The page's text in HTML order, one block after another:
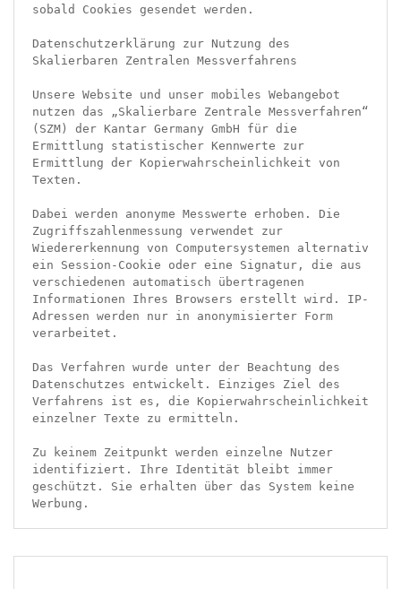
sobald Cookies gesendet werden.
Datenschutzerklärung zur Nutzung des
Skalierbaren Zentralen Messverfahrens
Unsere Website und unser mobiles Webangebot
nutzen das „Skalierbare Zentrale Messverfahren“
(SZM) der Kantar Germany GmbH für die
Ermittlung statistischer Kennwerte zur
Ermittlung der Kopierwahrscheinlichkeit von
Texten.
Dabei werden anonyme Messwerte erhoben. Die
Zugriffszahlenmessung verwendet zur
Wiedererkennung von Computersystemen alternativ
ein Session-Cookie oder eine Signatur, die aus
verschiedenen automatisch übertragenen
Informationen Ihres Browsers erstellt wird. IP-
Adressen werden nur in anonymisierter Form
verarbeitet.
Das Verfahren wurde unter der Beachtung des
Datenschutzes entwickelt. Einziges Ziel des
Verfahrens ist es, die Kopierwahrscheinlichkeit
einzelner Texte zu ermitteln.
Zu keinem Zeitpunkt werden einzelne Nutzer
identifiziert. Ihre Identität bleibt immer
geschützt. Sie erhalten über das System keine
Werbung.